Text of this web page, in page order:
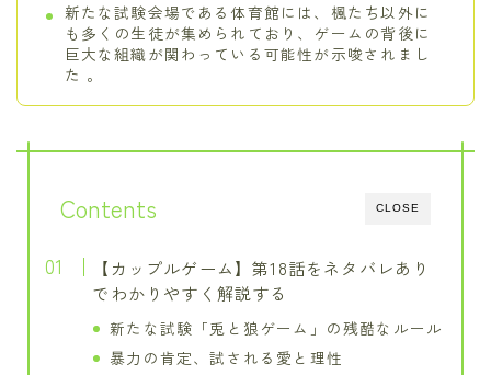
新たな試験会場である体育館には、楓たち以外に
も多くの生徒が集められており、ゲームの背後に
巨大な組織が関わっている可能性が示唆されまし
た 。
CLOSE
Contents
【カップルゲーム】第18話をネタバレあり
でわかりやすく解説する
新たな試験「兎と狼ゲーム」の残酷なルール
暴力の肯定、試される愛と理性